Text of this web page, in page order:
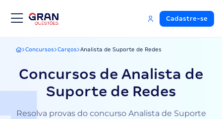
Cadastre-se
Gran Questões
Concursos Cargos Analista de Suporte de Redes
Concursos de Analista de
Suporte de Redes
Resolva provas do concurso Analista de Suporte